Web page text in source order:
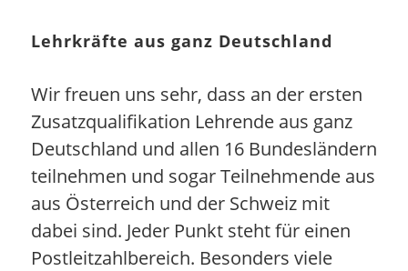
Lehrkräfte aus ganz Deutschland
Wir freuen uns sehr, dass an der ersten
Zusatzqualifikation Lehrende aus ganz
Deutschland und allen 16 Bundesländern
teilnehmen und sogar Teilnehmende aus
aus Österreich und der Schweiz mit
dabei sind. Jeder Punkt steht für einen
Postleitzahlbereich. Besonders viele